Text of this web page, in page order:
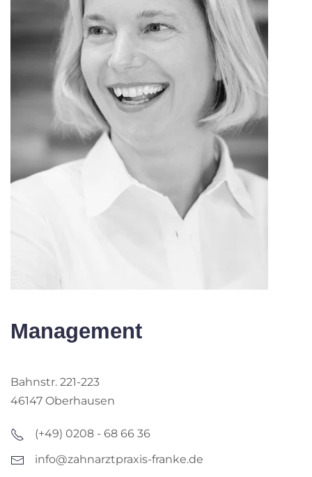
Management
Bahnstr. 221-223
46147 Oberhausen
(+49) 0208 - 68 66 36
info@zahnarztpraxis-franke.de